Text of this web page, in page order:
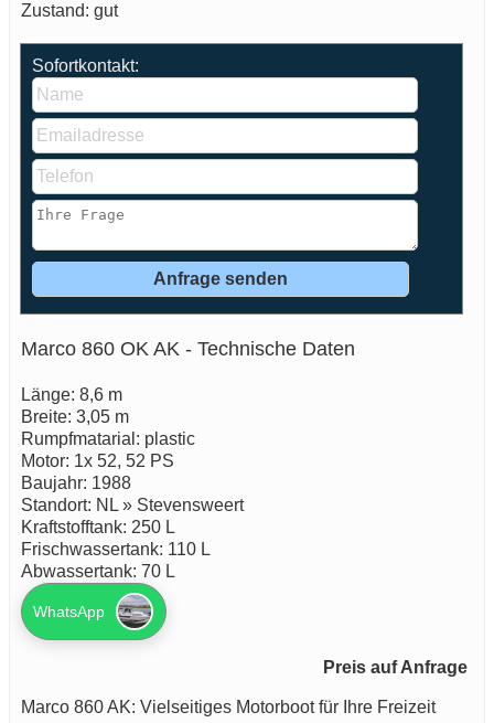
Zustand: gut
Sofortkontakt:
Marco 860 OK AK - Technische Daten
Länge: 8,6 m
Breite: 3,05 m
Rumpfmatarial: plastic
Motor: 1x 52, 52 PS
Baujahr: 1988
Standort: NL » Stevensweert
Kraftstofftank: 250 L
Frischwassertank: 110 L
Abwassertank: 70 L
WhatsApp
Preis auf Anfrage
Marco 860 AK: Vielseitiges Motorboot für Ihre Freizeit